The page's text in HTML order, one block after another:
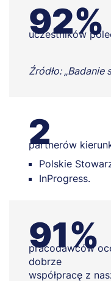
92%
uczestników
Źródło:
2
partnerów
Polskie
InProgress.
91%
pracodawców
dobrze
współpracę z